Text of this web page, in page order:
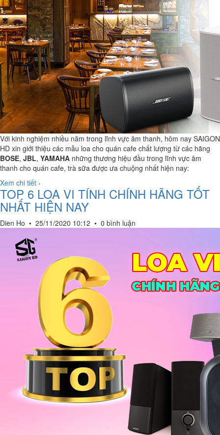
Với kinh nghiệm nhiều năm trong lĩnh vực âm thanh, hôm nay SAIGON
HD xin giới thiệu các mẫu loa cho quán cafe chất lượng từ các hãng
BOSE, JBL, YAMAHA những thương hiệu đầu trong lĩnh vực âm
thanh cho quán cafe, trà sữa được ưa chuộng nhất hiện nay:
Xem chi tiết ›
TOP 6 LOA VI TÍNH CHÍNH HÃNG TỐT
NHẤT HIỆN NAY
Dien Ho • 25/11/2020 10:12 • 0 bình luận